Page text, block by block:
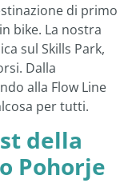
di primo
bike. La nostra
sul Skills Park,
Dalla
alla Flow Line
per tutti.
della
Pohorje